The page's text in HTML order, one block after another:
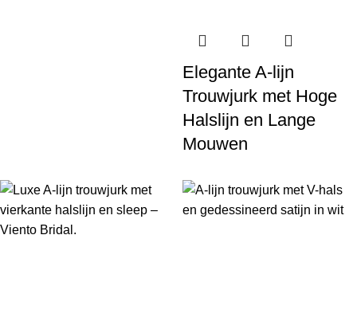
Elegante A-lijn
Trouwjurk met Hoge
Halslijn en Lange
Mouwen